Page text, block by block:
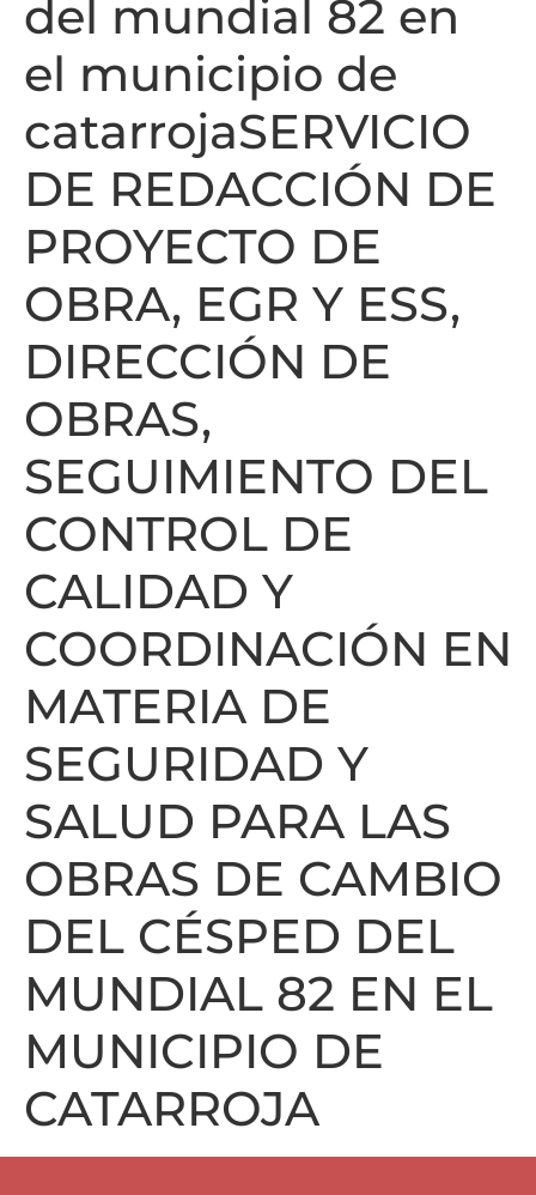
del mundial 82 en
el municipio de
catarrojaSERVICIO
DE REDACCIÓN DE
PROYECTO DE
OBRA, EGR Y ESS,
DIRECCIÓN DE
OBRAS,
SEGUIMIENTO DEL
CONTROL DE
CALIDAD Y
COORDINACIÓN EN
MATERIA DE
SEGURIDAD Y
SALUD PARA LAS
OBRAS DE CAMBIO
DEL CÉSPED DEL
MUNDIAL 82 EN EL
MUNICIPIO DE
CATARROJA